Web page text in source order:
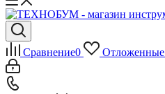
Сравнение0 Отложенные